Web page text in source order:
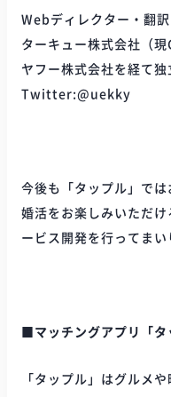
Webディレクター・翻
ターキュー株式会社（現
ヤフー株式会社を経て
Twitter:@uekky
今後も「タップル」では
婚活をお楽しみいただ
ービス開発を行ってまい
■マッチングアプリ「タ
「タップル」はグルメ